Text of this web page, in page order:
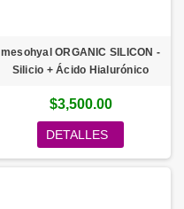
mesohyal ORGANIC SILICON -
Silicio + Ácido Hialurónico
$3,500.00
DETALLES